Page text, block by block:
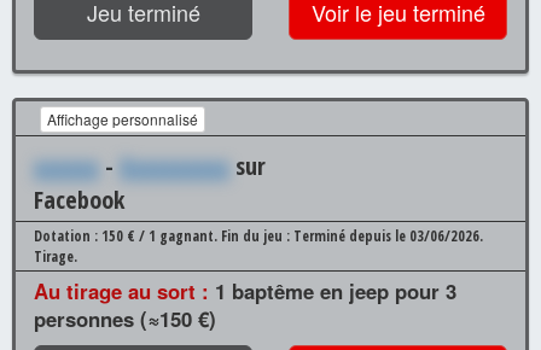
Jeu terminé Voir le jeu terminé
Affichage personnalisé
xxxxxx - Xxxxxxxxxx sur
Facebook
Dotation : 150 € / 1 gagnant. Fin du jeu : Terminé depuis le 03/06/2026.
Tirage.
Au tirage au sort : 1 baptême en jeep pour 3
personnes (≈150 €)